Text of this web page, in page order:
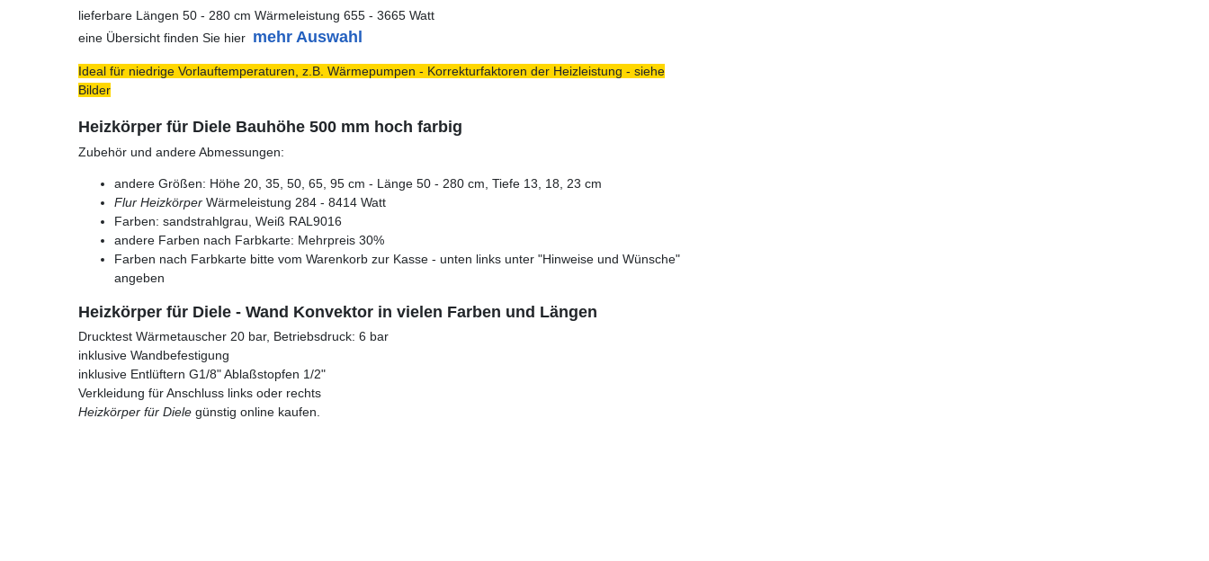
lieferbare Längen 50 - 280 cm Wärmeleistung 655 - 3665 Watt
eine Übersicht finden Sie hier mehr Auswahl
Ideal für niedrige Vorlauftemperaturen, z.B. Wärmepumpen - Korrekturfaktoren der Heizleistung - siehe
Bilder
Heizkörper für Diele Bauhöhe 500 mm hoch farbig
Zubehör und andere Abmessungen:
andere Größen: Höhe 20, 35, 50, 65, 95 cm - Länge 50 - 280 cm, Tiefe 13, 18, 23 cm
Flur Heizkörper Wärmeleistung 284 - 8414 Watt
Farben: sandstrahlgrau, Weiß RAL9016
andere Farben nach Farbkarte: Mehrpreis 30%
Farben nach Farbkarte bitte vom Warenkorb zur Kasse - unten links unter "Hinweise und Wünsche"
angeben
Heizkörper für Diele - Wand Konvektor in vielen Farben und Längen
Drucktest Wärmetauscher 20 bar, Betriebsdruck: 6 bar
inklusive Wandbefestigung
inklusive Entlüftern G1/8" Ablaßstopfen 1/2"
Verkleidung für Anschluss links oder rechts
Heizkörper für Diele günstig online kaufen.